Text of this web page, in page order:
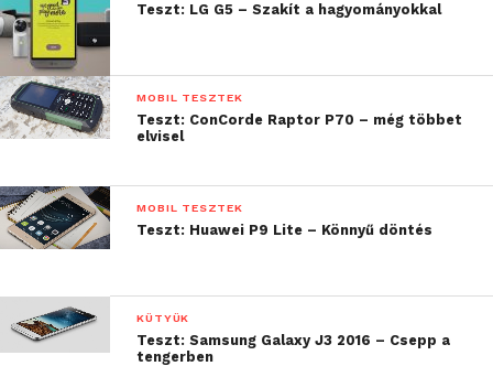
A hátlapon a 8 megapixeles kamerára és az Overmax
logóra lehetünk figyelmesek, illetve a hangszóró
Teszt: LG G5 – Szakít a hagyományokkal
MOBIL TESZTEK
Teszt: ConCorde Raptor P70 – még többet
elvisel
MOBIL TESZTEK
Teszt: Huawei P9 Lite – Könnyű döntés
KÜTYÜK
Teszt: Samsung Galaxy J3 2016 – Csepp a
tengerben